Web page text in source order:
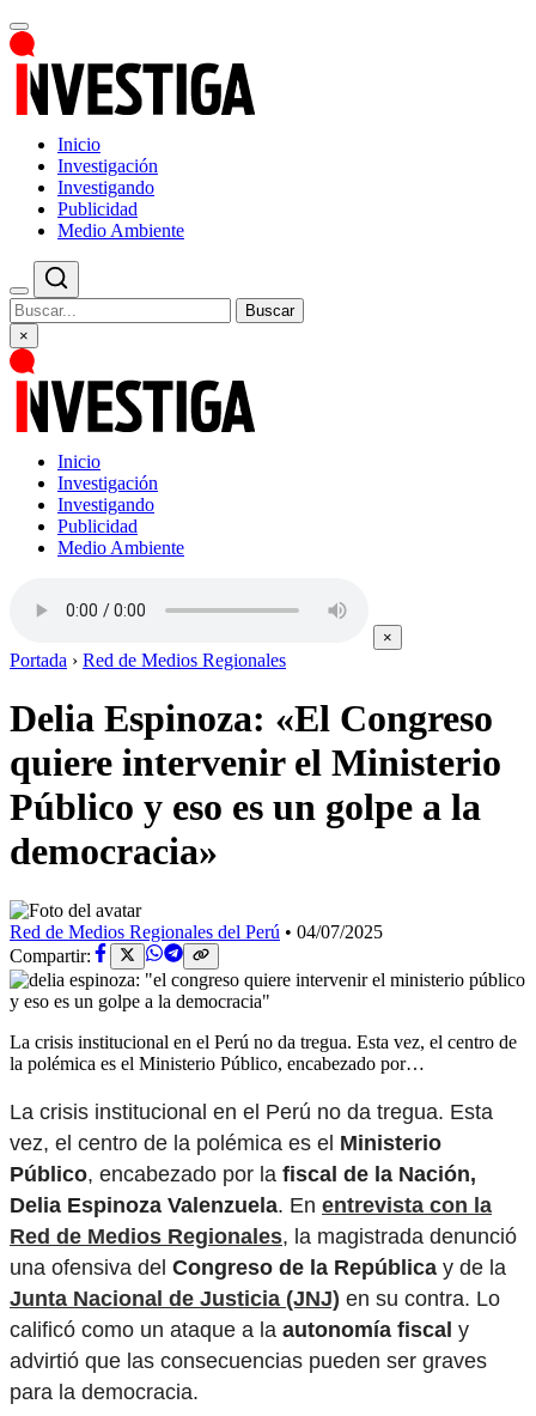
Inicio
Investigación
Investigando
Publicidad
Medio Ambiente
Buscar
×
Inicio
Investigación
Investigando
Publicidad
Medio Ambiente
×
Portada › Red de Medios Regionales
Delia Espinoza: «El Congreso
quiere intervenir el Ministerio
Público y eso es un golpe a la
democracia»
Red de Medios Regionales del Perú • 04/07/2025
Compartir:
La crisis institucional en el Perú no da tregua. Esta vez, el centro de
la polémica es el Ministerio Público, encabezado por…
La crisis institucional en el Perú no da tregua. Esta
vez, el centro de la polémica es el Ministerio
Público, encabezado por la fiscal de la Nación,
Delia Espinoza Valenzuela. En entrevista con la
Red de Medios Regionales, la magistrada denunció
una ofensiva del Congreso de la República y de la
Junta Nacional de Justicia (JNJ) en su contra. Lo
calificó como un ataque a la autonomía fiscal y
advirtió que las consecuencias pueden ser graves
para la democracia.